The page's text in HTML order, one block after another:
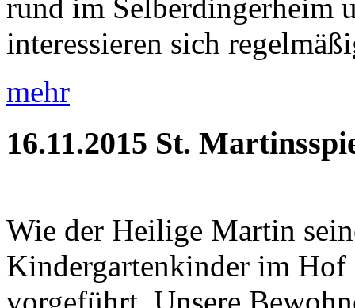
rund im Selberdingerheim
interessieren sich
mehr
16.11.2015 St.
Wie der Heilige Martin
Kindergartenkinder im Hof
vorgeführt. Unsere